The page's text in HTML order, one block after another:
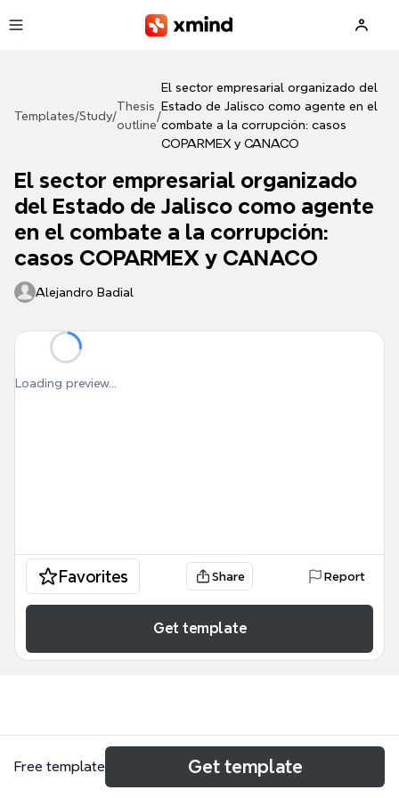
Templates/Study/
Thesis
outline
/
El sector empresarial organizado del
Estado de Jalisco como agente en el
combate a la corrupción: casos
COPARMEX y CANACO
El sector empresarial organizado
del Estado de Jalisco como agente
en el combate a la corrupción:
casos COPARMEX y CANACO
Alejandro Badial
Loading preview...
Favorites Share Report
Get template
Use cases
Thesis outline
Free template Get template